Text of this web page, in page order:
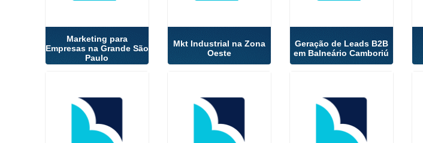
Marketing para
Empresas na Grande São
Paulo
Mkt Industrial na Zona
Oeste
Geração de Leads B2B
em Balneário Camboriú